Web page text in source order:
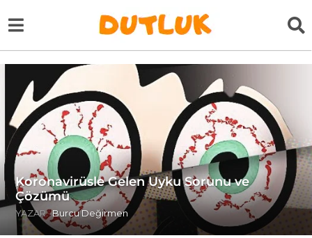
Koronavirüsle Gelen Uyku Sorunu ve
Çözümü
YAZAR: Burcu Değirmen